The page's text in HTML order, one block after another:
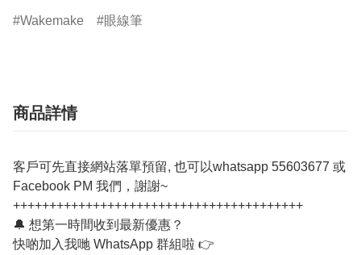
Wakemake 眼線筆
商品詳情
客戶可先直接網站落單預留, 也可以whatsapp 55603677 或
Facebook PM 我們，謝謝~
++++++++++++++++++++++++++++++++++++++++
🔔 想第一時間收到最新優惠？
快啲加入我哋 WhatsApp 群組啦 👉